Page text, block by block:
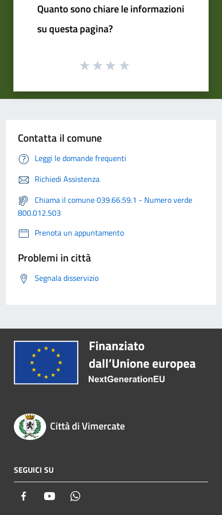
Quanto sono chiare le informazioni
su questa pagina?
Contatta il comune
Leggi le domande frequenti
Richiedi Assistenza
Chiama il comune 039.66.59.1 - Numero verde
800.012.503
Prenota un appuntamento
Problemi in città
Segnala disservizio
Città di Vimercate
SEGUICI SU
Facebook Youtube